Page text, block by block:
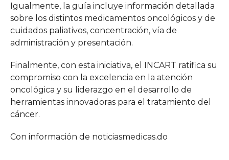
Igualmente, la guía incluye información detallada
sobre los distintos medicamentos oncológicos y de
cuidados paliativos, concentración, vía de
administración y presentación.
Finalmente, con esta iniciativa, el INCART ratifica su
compromiso con la excelencia en la atención
oncológica y su liderazgo en el desarrollo de
herramientas innovadoras para el tratamiento del
cáncer.
Con información de noticiasmedicas.do